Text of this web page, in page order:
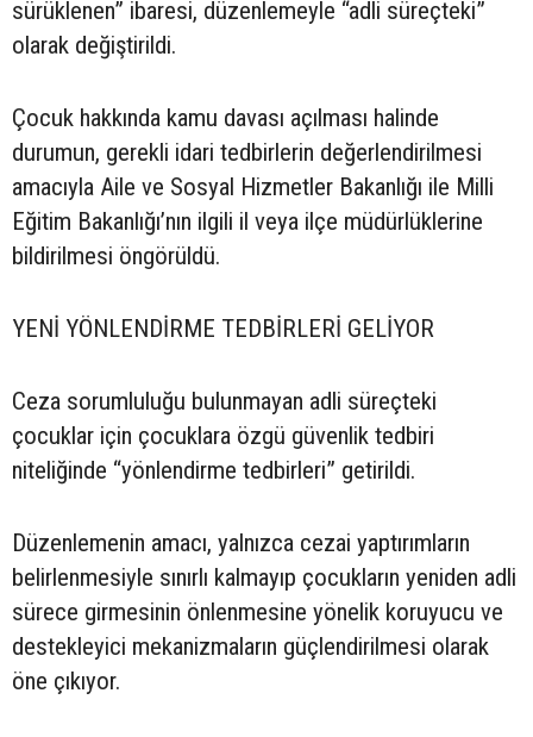
sürüklenen” ibaresi, düzenlemeyle “adli süreçteki”
olarak değiştirildi.
Çocuk hakkında kamu davası açılması halinde
durumun, gerekli idari tedbirlerin değerlendirilmesi
amacıyla Aile ve Sosyal Hizmetler Bakanlığı ile Milli
Eğitim Bakanlığı’nın ilgili il veya ilçe müdürlüklerine
bildirilmesi öngörüldü.
YENİ YÖNLENDİRME TEDBİRLERİ GELİYOR
Ceza sorumluluğu bulunmayan adli süreçteki
çocuklar için çocuklara özgü güvenlik tedbiri
niteliğinde “yönlendirme tedbirleri” getirildi.
Düzenlemenin amacı, yalnızca cezai yaptırımların
belirlenmesiyle sınırlı kalmayıp çocukların yeniden adli
sürece girmesinin önlenmesine yönelik koruyucu ve
destekleyici mekanizmaların güçlendirilmesi olarak
öne çıkıyor.